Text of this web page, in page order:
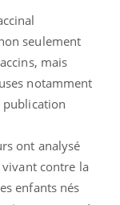
seulement
mais
notamment
publication
ont analysé
contre la
enfants nés